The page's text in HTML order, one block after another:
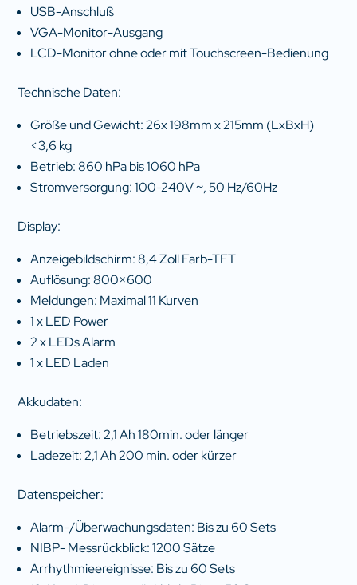
USB-Anschluß
VGA-Monitor-Ausgang
LCD-Monitor ohne oder mit Touchscreen-Bedienung
Technische Daten:
Größe und Gewicht: 26x 198mm x 215mm (LxBxH)
<3,6 kg
Betrieb: 860 hPa bis 1060 hPa
Stromversorgung: 100-240V ~, 50 Hz/60Hz
Display:
Anzeigebildschirm: 8,4 Zoll Farb-TFT
Auflösung: 800×600
Meldungen: Maximal 11 Kurven
1 x LED Power
2 x LEDs Alarm
1 x LED Laden
Akkudaten:
Betriebszeit: 2,1 Ah 180min. oder länger
Ladezeit: 2,1 Ah 200 min. oder kürzer
Datenspeicher:
Alarm-/Überwachungsdaten: Bis zu 60 Sets
NIBP- Messrückblick: 1200 Sätze
Arrhythmieereignisse: Bis zu 60 Sets